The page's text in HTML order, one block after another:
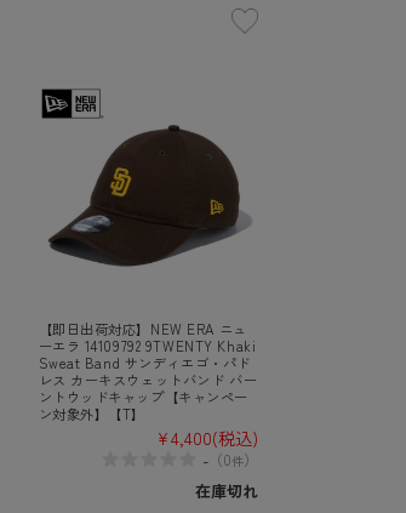
【即日出荷対応】NEW ERA ニュ
ーエラ 14109792 9TWENTY Khaki
Sweat Band サンディエゴ・パド
レス カーキスウェットバンド バー
ントウッドキャップ【キャンペー
ン対象外】【T】
¥4,400(税込)
- （0件）
在庫切れ